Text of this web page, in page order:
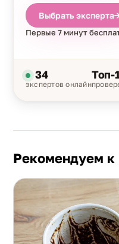
Выбрать эксперта
Первые 7 минут
34
экспертов онлайн
Топ-
Рекомендуем к